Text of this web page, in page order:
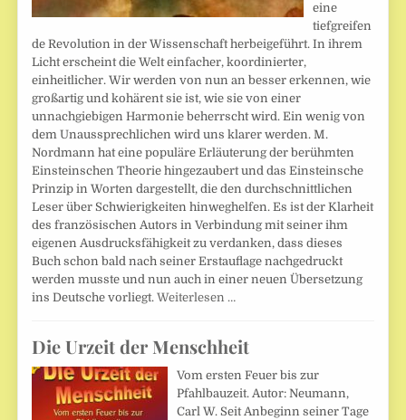
eine
tiefgreifen
de Revolution in der Wissenschaft herbeigeführt. In ihrem
Licht erscheint die Welt einfacher, koordinierter,
einheitlicher. Wir werden von nun an besser erkennen, wie
großartig und kohärent sie ist, wie sie von einer
unnachgiebigen Harmonie beherrscht wird. Ein wenig von
dem Unaussprechlichen wird uns klarer werden. M.
Nordmann hat eine populäre Erläuterung der berühmten
Einsteinschen Theorie hingezaubert und das Einsteinsche
Prinzip in Worten dargestellt, die den durchschnittlichen
Leser über Schwierigkeiten hinweghelfen. Es ist der Klarheit
des französischen Autors in Verbindung mit seiner ihm
eigenen Ausdrucksfähigkeit zu verdanken, dass dieses
Buch schon bald nach seiner Erstauflage nachgedruckt
werden musste und nun auch in einer neuen Übersetzung
ins Deutsche vorliegt.Weiterlesen …
Die Urzeit der Menschheit
Vom ersten Feuer bis zur
Pfahlbauzeit. Autor: Neumann,
Carl W. Seit Anbeginn seiner Tage